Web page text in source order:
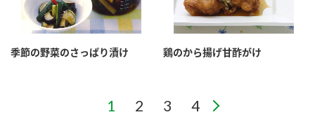
季節の野菜のさっぱり漬け 鶏のから揚げ甘酢がけ